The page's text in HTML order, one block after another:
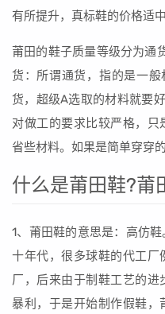
有所提升，真标鞋的价格适中
莆田的鞋子质量等级分为通
货：所谓通货，指的是一
货，超级A选取的材料就要
对做工的要求比较严格，
省些材料。如果是简单穿穿
什么是莆田鞋?莆
1、莆田鞋的意思是：高仿
十年代，很多球鞋的代工
厂，后来由于制鞋工艺的
暴利，于是开始制作假鞋